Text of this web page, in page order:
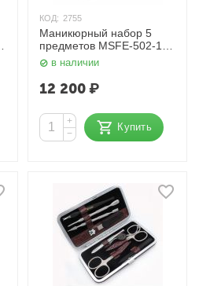
КОД: 2755
Маникюрный набор 5
предметов MSFE-502-1 G
Zinger
в наличии
12 200₽
+
−
Купить